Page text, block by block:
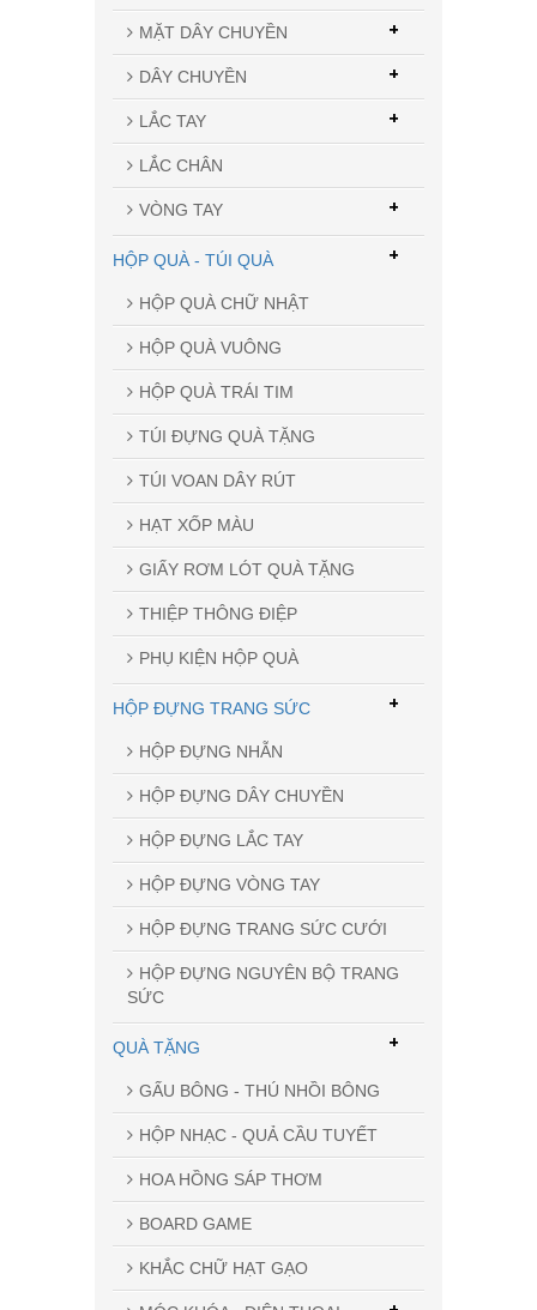
MẶT DÂY CHUYỀN +
DÂY CHUYỀN +
LẮC TAY +
LẮC CHÂN
VÒNG TAY +
HỘP QUÀ - TÚI QUÀ
HỘP QUÀ CHỮ NHẬT
HỘP QUÀ VUÔNG
HỘP QUÀ TRÁI TIM
TÚI ĐỰNG QUÀ TẶNG
TÚI VOAN DÂY RÚT
HẠT XỐP MÀU
GIẤY RƠM LÓT QUÀ TẶNG
THIỆP THÔNG ĐIỆP
PHỤ KIỆN HỘP QUÀ
+
HỘP ĐỰNG TRANG SỨC
HỘP ĐỰNG NHẪN
HỘP ĐỰNG DÂY CHUYỀN
HỘP ĐỰNG LẮC TAY
HỘP ĐỰNG VÒNG TAY
HỘP ĐỰNG TRANG SỨC CƯỚI
HỘP ĐỰNG NGUYÊN BỘ TRANG
SỨC
+
QUÀ TẶNG
GẤU BÔNG - THÚ NHỒI BÔNG
HỘP NHẠC - QUẢ CẦU TUYẾT
HOA HỒNG SÁP THƠM
BOARD GAME
KHẮC CHỮ HẠT GẠO
+